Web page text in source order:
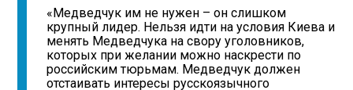
«Медведчук им не нужен – он слишком
крупный лидер. Нельзя идти на условия Киева и
менять Медведчука на свору уголовников,
которых при желании можно наскрести по
российским тюрьмам. Медведчук должен
отстаивать интересы русскоязычного